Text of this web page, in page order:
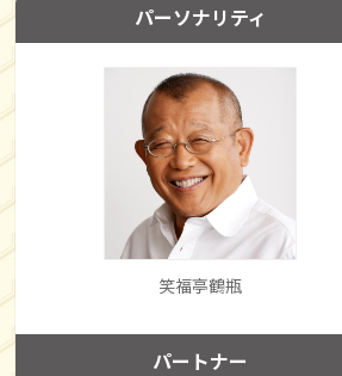
パーソナリティ
笑福亭鶴瓶
パートナー